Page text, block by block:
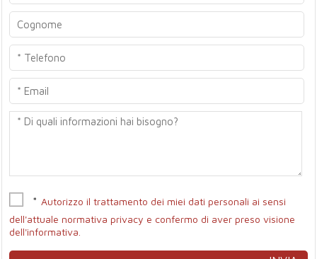
*Autorizzo il trattamento dei miei dati personali ai sensi
dell'attuale normativa privacy e confermo di aver preso visione
dell'informativa.